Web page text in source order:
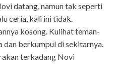
datang, namun tak seperti
ceria, kali ini tidak.
kosong. Kulihat teman-
dan berkumpul di sekitarnya.
terkadang Novi